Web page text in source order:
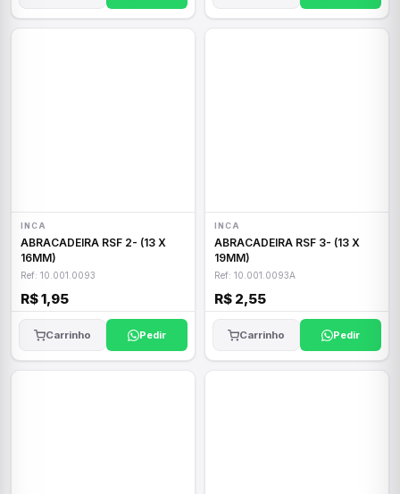
INCA
ABRACADEIRA RSF 2- (13 X
16MM)
Ref: 10.001.0093
R$ 1,95
Carrinho Pedir
INCA
ABRACADEIRA RSF 3- (13 X
19MM)
Ref: 10.001.0093A
R$ 2,55
Carrinho Pedir